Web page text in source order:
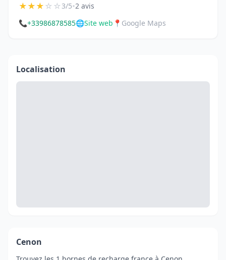
★★★☆☆3/5•2 avis
📞+33986878585🌐Site web 📍 Google Maps
Localisation
Cenon